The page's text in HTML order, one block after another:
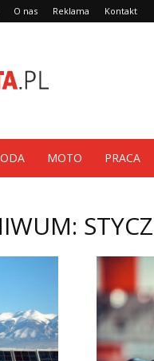
O nas Reklama Kontakt
MOTO PRACA